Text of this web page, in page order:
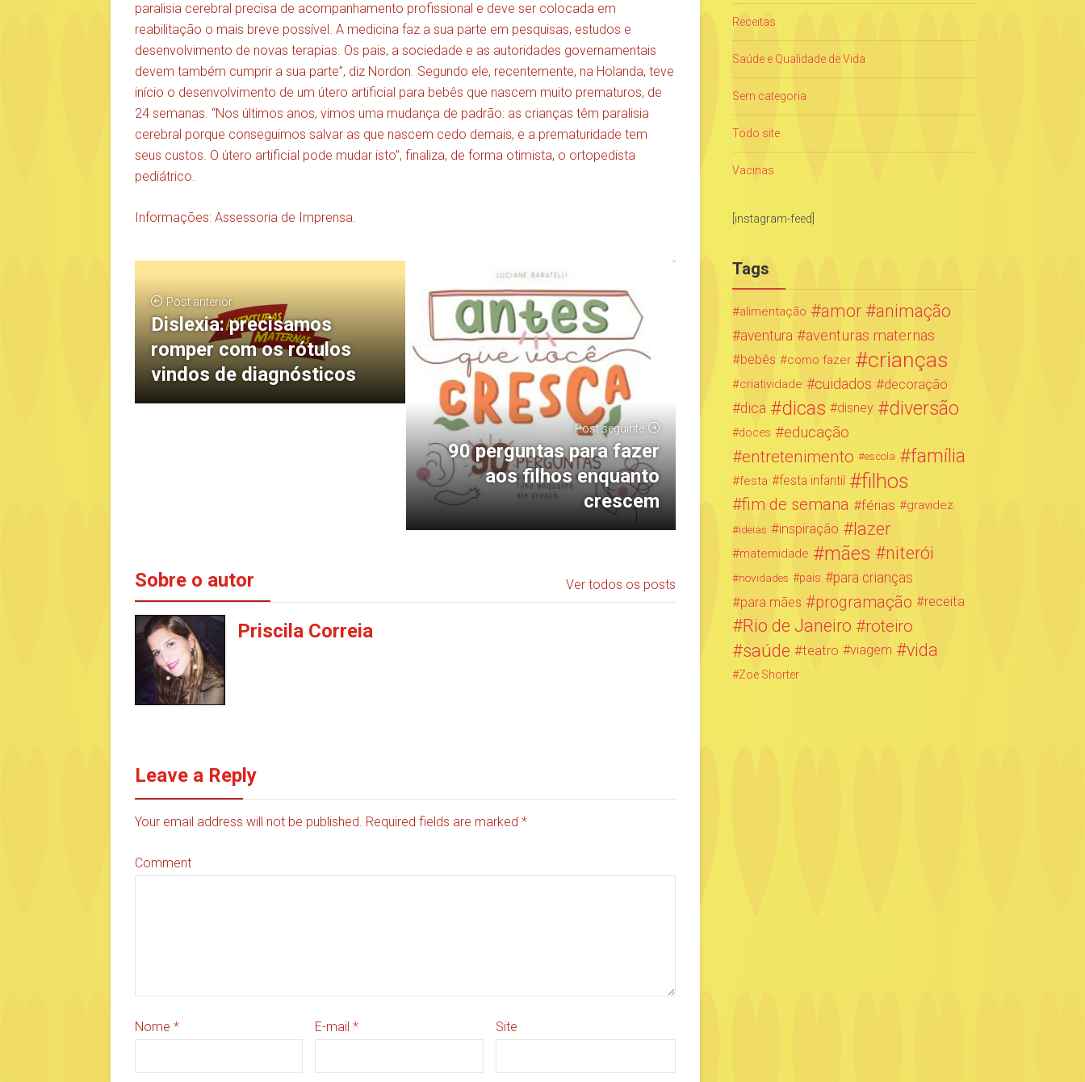
paralisia cerebral precisa de acompanhamento profissional e deve ser colocada em
reabilitação o mais breve possível. A medicina faz a sua parte em pesquisas, estudos e
desenvolvimento de novas terapias. Os pais, a sociedade e as autoridades governamentais
devem também cumprir a sua parte”, diz Nordon. Segundo ele, recentemente, na Holanda, teve
início o desenvolvimento de um útero artificial para bebês que nascem muito prematuros, de
24 semanas. “Nos últimos anos, vimos uma mudança de padrão: as crianças têm paralisia
cerebral porque conseguimos salvar as que nascem cedo demais, e a prematuridade tem
seus custos. O útero artificial pode mudar isto”, finaliza, de forma otimista, o ortopedista
pediátrico.
Informações: Assessoria de Imprensa.
Post anterior
Dislexia: precisamos
romper com os rótulos
vindos de diagnósticos
Post seguinte
90 perguntas para fazer
aos filhos enquanto
crescem
Sobre o autor Ver todos os posts
Priscila Correia
Leave a Reply
Your email address will not be published. Required fields are marked *
Comment
Nome * E-mail* Site
Receitas
Saúde e Qualidade de Vida
Sem categoria
Todo site
Vacinas
[instagram-feed]
Tags
alimentação amor animação
aventura aventuras maternas
bebês como fazer crianças
criatividade cuidados
decoração
dica
dicas disney diversão
doces educação
entretenimento escola família
festa festa infantil filhos
fim de semana férias gravidez
ideias inspiração lazer
maternidade mães niterói
novidades pais
para crianças
para mães
programação receita
Rio de Janeiro roteiro
saúde teatro viagem vida
Zoe Shorter